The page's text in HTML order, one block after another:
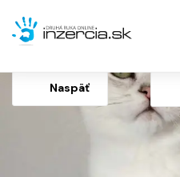
Naspäť